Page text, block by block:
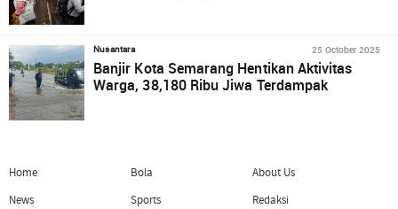
Nusantara 25 October 2025
Banjir Kota Semarang Hentikan Aktivitas
Warga, 38,180 Ribu Jiwa Terdampak
Home
News
Bola
Sports
About Us
Redaksi